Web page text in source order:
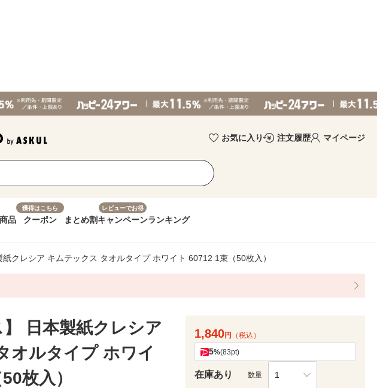
お気に入り 注文履歴 マイページ
品
獲得はこちら
クーポン まとめ割
レビューでお得
キャンペーンランキング
紙クレシア キムテックス タオルタイプ ホワイト 60712 1束（50枚入）
】 日本製紙クレシア
オルタイプ ホワイ
枚入）
1,840円 （税込）
5%(83pt)
在庫あり 数量 1